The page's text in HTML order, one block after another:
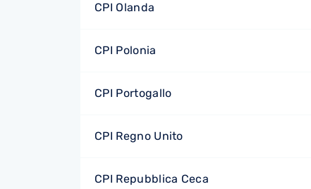
CPI Olanda
CPI Polonia
CPI Portogallo
CPI Regno Unito
CPI Repubblica Ceca